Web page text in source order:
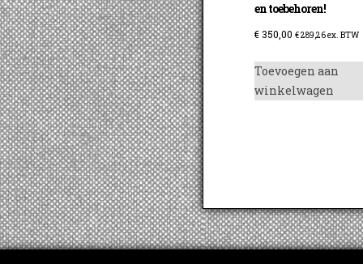
en toebehoren!
€ 350,00 €289,26ex. BTW
Toevoegen aan
winkelwagen